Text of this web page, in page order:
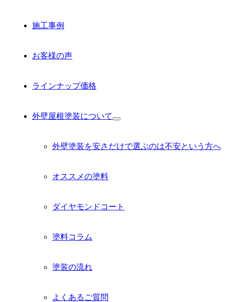
施工事例
お客様の声
ラインナップ価格
外壁屋根塗装について
サ
ニ
外壁塗装を安さだけで選ぶのは不安という方へ
オススメの塗料
ダイヤモンドコート
塗料コラム
塗装の流れ
よくあるご質問